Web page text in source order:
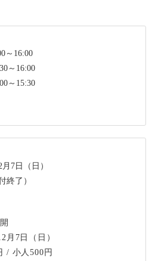
～16:00
～16:00
～15:30
7日（日）
終了）
月7日（日）
/ 小人500円